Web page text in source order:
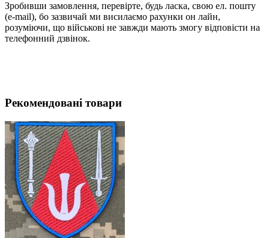
Зробивши замовлення, перевірте, будь ласка, свою ел. пошту
(e-mail), бо зазвичай ми висилаємо рахунки он лайн,
розуміючи, що військові не завжди мають змогу відповісти на
телефонний дзвінок.
Рекомендовані товари